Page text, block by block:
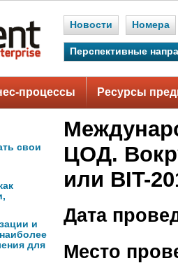
Новости Номера
Перспективные
процессы Ресурсы
свои
и
для
ЦОД.
или BIT-
Дата
Место